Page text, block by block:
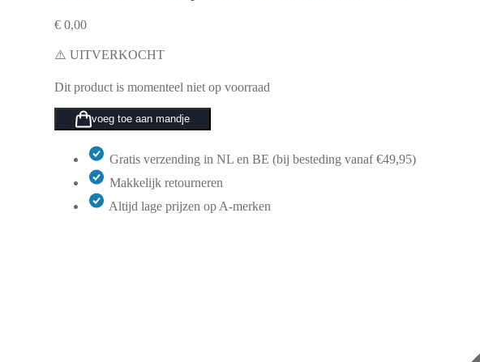
€0,00
⚠️ UITVERKOCHT
Dit product is momenteel niet op voorraad
voeg toe aan mandje
Gratis verzending in NL en BE (bij besteding vanaf €49,95)
Makkelijk retourneren
Altijd lage prijzen op A-merken